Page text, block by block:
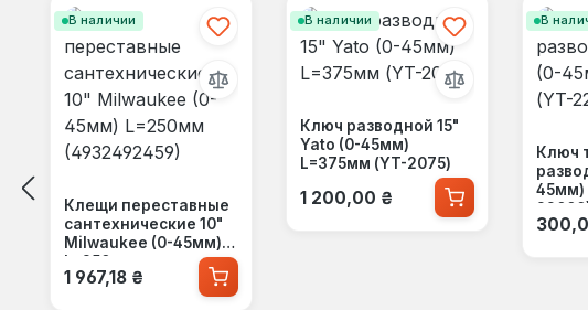
В наличии
Клещи переставные
сантехнические 10"
Milwaukee (0-45мм)
L=250мм
(4932492459)
Обычная цена:
1 967,18 ₴
В наличии
Ключ разводной 15"
Yato (0-45мм)
L=375мм (YT-2075)
Обычная цена:
1 200,00 ₴
В
Ключ
45мм)
22000)